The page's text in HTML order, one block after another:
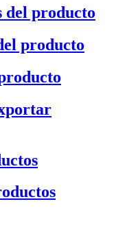
del producto
producto